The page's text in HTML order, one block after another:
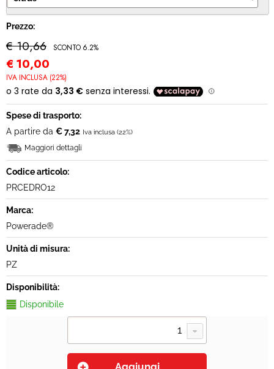
MODULO RECESSO
Prezzo:
€ 10,66 SCONTO 6.2%
€ 10,00
IVA INCLUSA (22%)
Spese di trasporto:
A partire da € 7,32 Iva inclusa (22%)
Maggiori dettagli
Codice articolo:
PRCEDRO12
Marca:
Powerade®
Unità di misura:
PZ
Disponibilità:
Disponibile